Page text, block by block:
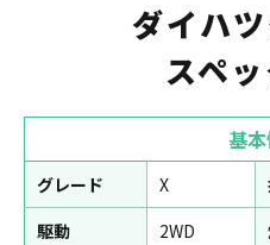
ダイハ
スペ
基
グレード X
駆動
2WD